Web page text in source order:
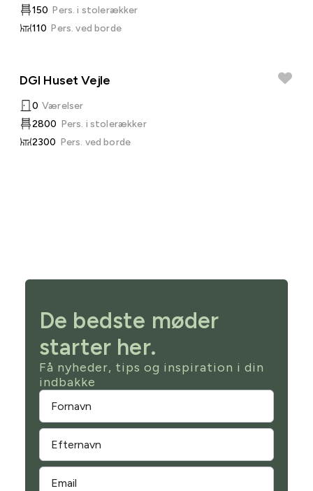
150 Pers. i stolerækker
110 Pers. ved borde
DGI Huset Vejle
0 Værelser
2800 Pers. i stolerækker
2300 Pers. ved borde
De bedste møder
starter her.
Få nyheder, tips og inspiration i din
indbakke